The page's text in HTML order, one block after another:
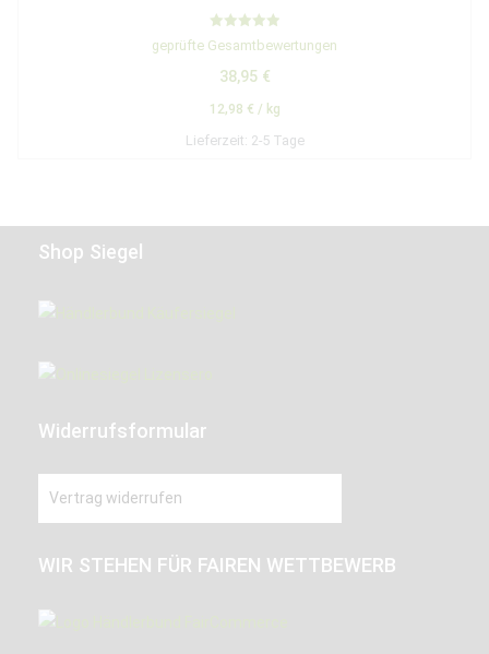
Bewertet mit
5.00
geprüfte Gesamtbewertungen
38,95 €
12,98 € / kg
Lieferzeit: 2-5 Tage
Shop Siegel
Widerrufsformular
Vertrag widerrufen
WIR STEHEN FÜR FAIREN WETTBEWERB